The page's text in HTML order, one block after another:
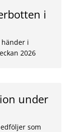
i
i
2026
under
som